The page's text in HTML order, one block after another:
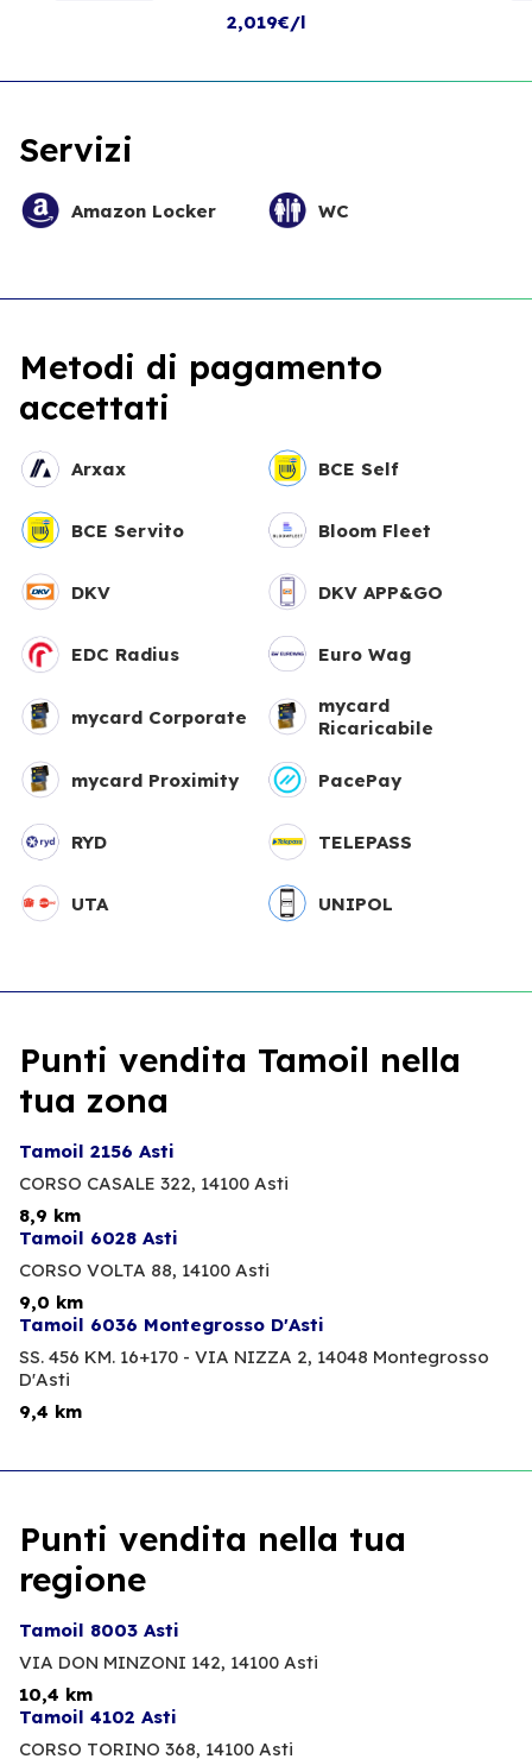
2,019€/l
Servizi
Amazon Locker WC
Metodi di pagamento
accettati
Arxax BCE Self
BCE Servito Bloom Fleet
DKV DKV APP&GO
EDC Radius Euro Wag
mycard Corporate
mycard
Ricaricabile
mycard Proximity PacePay
RYD TELEPASS
UTA UNIPOL
Punti vendita Tamoil nella
tua zona
Tamoil 2156 Asti
CORSO CASALE 322, 14100 Asti
8,9 km
Tamoil 6028 Asti
CORSO VOLTA 88, 14100 Asti
9,0 km
Tamoil 6036 Montegrosso D'Asti
SS. 456 KM. 16+170 - VIA NIZZA 2, 14048 Montegrosso
D'Asti
9,4 km
Punti vendita nella tua
regione
Tamoil 8003 Asti
VIA DON MINZONI 142, 14100 Asti
10,4 km
Tamoil 4102 Asti
CORSO TORINO 368, 14100 Asti